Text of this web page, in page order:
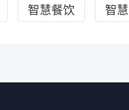
智慧餐饮 智